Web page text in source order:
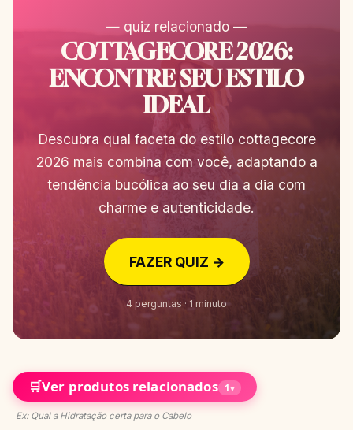
— quiz relacionado —
COTTAGECORE 2026:
ENCONTRE SEU ESTILO
IDEAL
Descubra qual faceta do estilo cottagecore
2026 mais combina com você, adaptando a
tendência bucólica ao seu dia a dia com
charme e autenticidade.
FAZER QUIZ →
4 perguntas · 1 minuto
🛒Ver produtos relacionados 1▾
Ex: Qual a Hidratação certa para o Cabelo